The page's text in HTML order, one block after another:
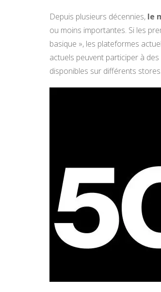
Depuis plusieurs décennies, le
ou moins importantes. Si les
basique », les plateformes
actuels peuvent participer à
disponibles sur différents stores.